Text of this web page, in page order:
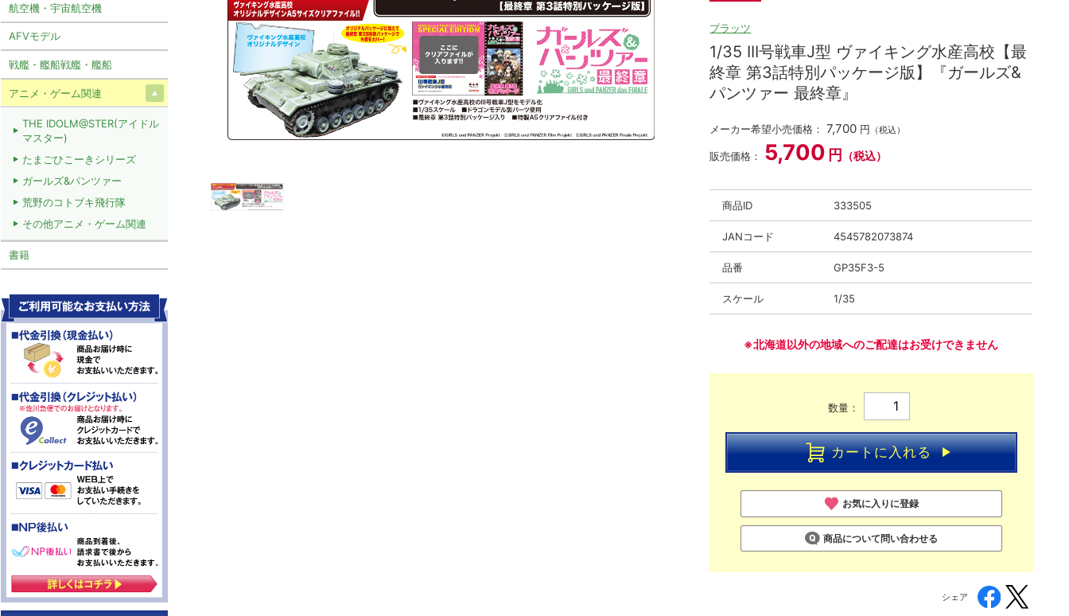
プラッツ
1/35 III号戦車J型 ヴァイキング水産高校【最
終章 第3話特別パッケージ版】『ガールズ&
パンツァー 最終章』
メーカー希望小売価格：7,700 円 （税込）
販売価格： 5,700 円 （税込）
商品ID 333505
JANコード 4545782073874
品番 GP35F3-5
スケール 1/35
※北海道以外の地域へのご配達はお受けできません
数量：
カートに入れる
お気に入りに登録
商品について問い合わせる
シェア
航空機・宇宙航空機
AFVモデル
戦艦・艦船戦艦・艦船
アニメ・ゲーム関連
THE IDOLM@STER(アイドル
マスター)
たまごひこーきシリーズ
ガールズ&パンツァー
荒野のコトブキ飛行隊
その他アニメ・ゲーム関連
書籍